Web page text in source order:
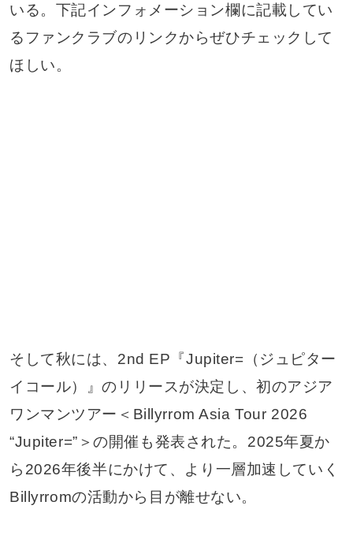
いる。下記インフォメーション欄に記載してい
るファンクラブのリンクからぜひチェックして
ほしい。
そして秋には、2nd EP『Jupiter=（ジュピター
イコール）』のリリースが決定し、初のアジア
ワンマンツアー＜Billyrrom Asia Tour 2026
“Jupiter=”＞の開催も発表された。2025年夏か
ら2026年後半にかけて、より一層加速していく
Billyrromの活動から目が離せない。